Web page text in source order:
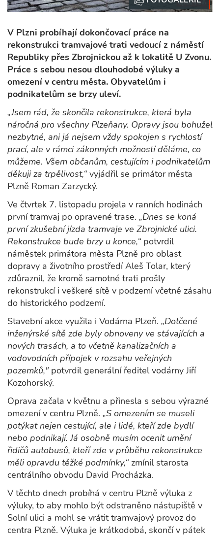
V Plzni probíhají dokončovací práce na
rekonstrukci tramvajové trati vedoucí z náměstí
Republiky přes Zbrojnickou až k lokalitě U Zvonu.
Práce s sebou nesou dlouhodobé výluky a
omezení v centru města. Obyvatelům i
podnikatelům se brzy uleví.
„Jsem rád, že skončila rekonstrukce, která byla
náročná pro všechny Plzeňany. Opravy jsou bohužel
nezbytné, ani já nejsem vždy spokojen s rychlostí
prací, ale v rámci zákonných možností děláme, co
můžeme. Všem občanům, cestujícím i podnikatelům
děkuji za trpělivost,“ vyjádřil se primátor města
Plzně Roman Zarzycký.
Ve čtvrtek 7. listopadu projela v ranních hodinách
první tramvaj po opravené trase. „Dnes se koná
první zkušební jízda tramvaje ve Zbrojnické ulici.
Rekonstrukce bude brzy u konce,“ potvrdil
náměstek primátora města Plzně pro oblast
dopravy a životního prostředí Aleš Tolar, který
zdůraznil, že kromě samotné trati prošly
rekonstrukcí i veškeré sítě v podzemí včetně zásahu
do historického podzemí.
Stavební akce využila i Vodárna Plzeň. „Dotčené
inženýrské sítě zde byly obnoveny ve stávajících a
nových trasách, a to včetně kanalizačních a
vodovodních přípojek v rozsahu veřejných
pozemků," potvrdil generální ředitel vodárny Jiří
Kozohorský.
Oprava začala v květnu a přinesla s sebou výrazné
omezení v centru Plzně. „S omezením se museli
potýkat nejen cestující, ale i lidé, kteří zde bydlí
nebo podnikají. Já osobně musím ocenit umění
řidičů autobusů, kteří zde v průběhu rekonstrukce
měli opravdu těžké podmínky,“ zmínil starosta
centrálního obvodu David Procházka.
V těchto dnech probíhá v centru Plzně výluka z
výluky, to aby mohlo být odstraněno nástupiště v
Solní ulici a mohl se vrátit tramvajový provoz do
centra Plzně. Výluka je krátkodobá, skončí v pátek